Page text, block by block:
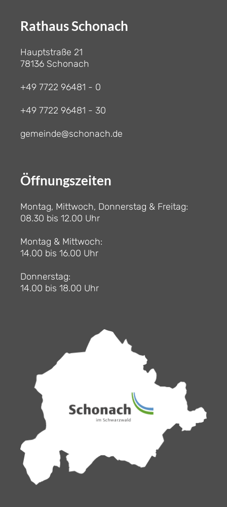
Rathaus Schonach
Hauptstraße 21
78136 Schonach
+49 7722 96481 - 0
+49 7722 96481 - 30
gemeinde@schonach.de
Öffnungszeiten
Montag, Mittwoch, Donnerstag & Freitag:
08.30 bis 12.00 Uhr
Montag & Mittwoch:
14.00 bis 16.00 Uhr
Donnerstag:
14.00 bis 18.00 Uhr